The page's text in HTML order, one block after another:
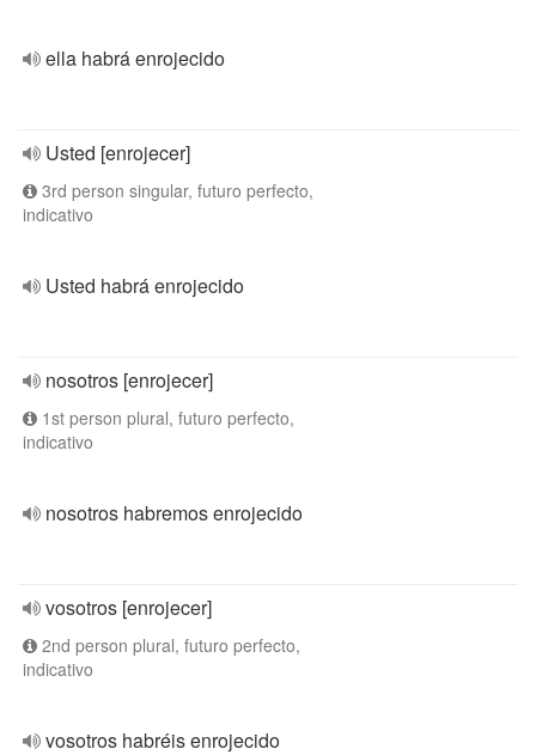
ella habrá enrojecido
Usted [enrojecer]
3rd person singular, futuro perfecto,
indicativo
Usted habrá enrojecido
nosotros [enrojecer]
1st person plural, futuro perfecto,
indicativo
nosotros habremos enrojecido
vosotros [enrojecer]
2nd person plural, futuro perfecto,
indicativo
vosotros habréis enrojecido